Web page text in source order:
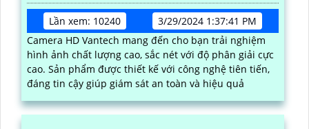
Lần xem: 10240
3/29/2024 1:37:41 PM
Camera HD Vantech mang đến cho bạn trải nghiệm
hình ảnh chất lượng cao, sắc nét với độ phân giải cực
cao. Sản phẩm được thiết kế với công nghệ tiên tiến,
đáng tin cậy giúp giám sát an toàn và hiệu quả